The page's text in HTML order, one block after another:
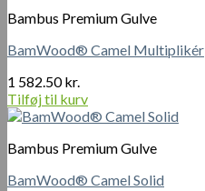
Bambus Premium Gulve
BamWood® Camel Multiplikér
1 582.50kr.
Tilføj til kurv
Bambus Premium Gulve
BamWood® Camel Solid